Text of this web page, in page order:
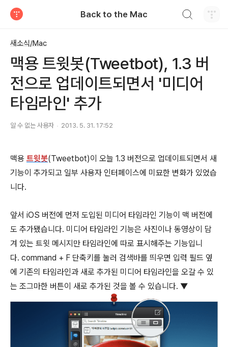
Back to the Mac
새소식/Mac
맥용 트윗봇(Tweetbot), 1.3 버
전으로 업데이트되면서 '미디어
타임라인' 추가
알 수 없는 사용자 2013. 5. 31. 17:52
맥용 트윗봇(Tweetbot)이 오늘 1.3 버전으로 업데이트되면서 새
기능이 추가되고 일부 사용자 인터페이스에 미묘한 변화가 있었습
니다.
앞서 iOS 버전에 먼저 도입된 미디어 타임라인 기능이 맥 버전에
도 추가됐습니다. 미디어 타임라인 기능은 사진이나 동영상이 담
겨 있는 트윗 메시지만 타임라인에 따로 표시해주는 기능입니
다. command + F 단축키를 눌러 검색바를 띄우면 입력 필드 옆
에 기존의 타임라인과 새로 추가된 미디어 타임라인을 오갈 수 있
는 조그마한 버튼이 새로 추가된 것을 볼 수 있습니다. ▼